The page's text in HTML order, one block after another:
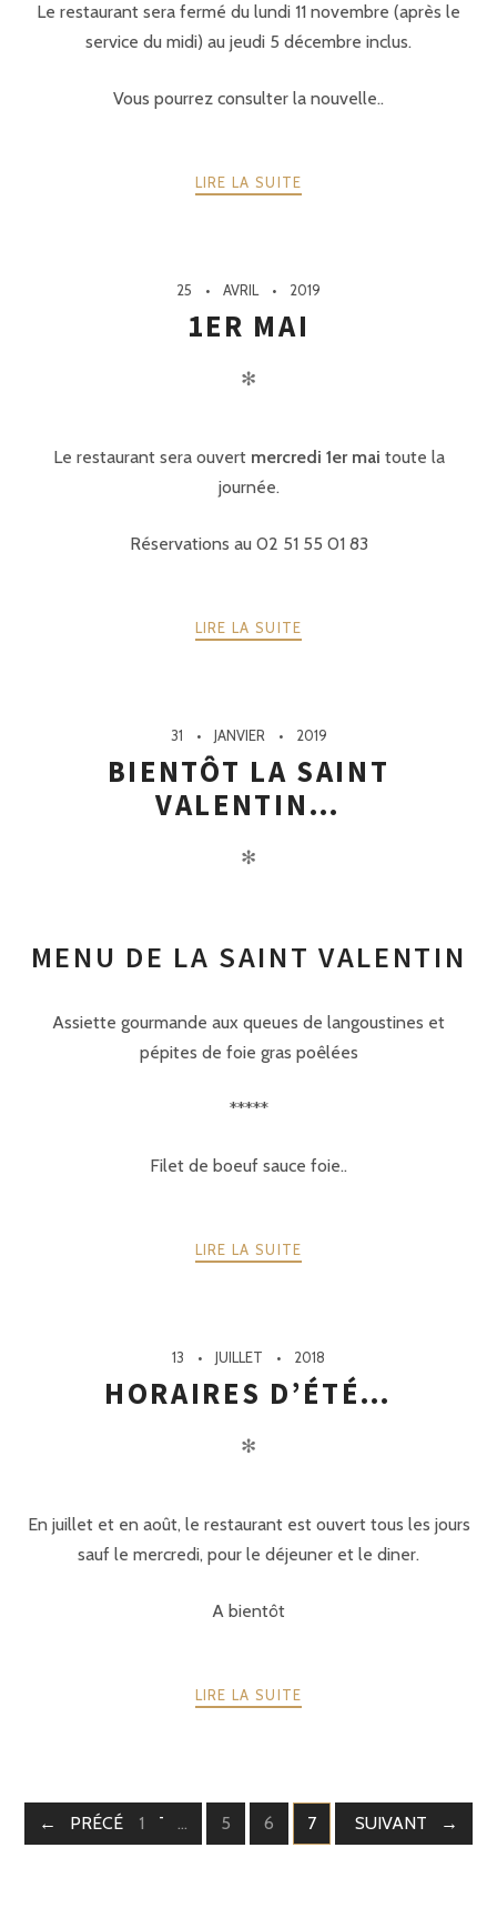
Le restaurant sera fermé du lundi 11 novembre (après le
service du midi) au jeudi 5 décembre inclus.
Vous pourrez consulter la nouvelle..
LIRE LA SUITE
25 AVRIL 2019
1ER MAI
✻
Le restaurant sera ouvert mercredi 1er mai toute la
journée.
Réservations au 02 51 55 01 83
LIRE LA SUITE
31 JANVIER 2019
BIENTÔT LA SAINT
VALENTIN…
✻
MENU DE LA SAINT VALENTIN
Assiette gourmande aux queues de langoustines et
pépites de foie gras poêlées
*****
Filet de boeuf sauce foie..
LIRE LA SUITE
13 JUILLET 2018
HORAIRES D’ÉTÉ…
✻
En juillet et en août, le restaurant est ouvert tous les jours
sauf le mercredi, pour le déjeuner et le diner.
A bientôt
LIRE LA SUITE
PRÉCÉDENTE
PAGE
1 … PAGE
5 PAGE
6 PAGE
7 PAGE
8SUIVANT